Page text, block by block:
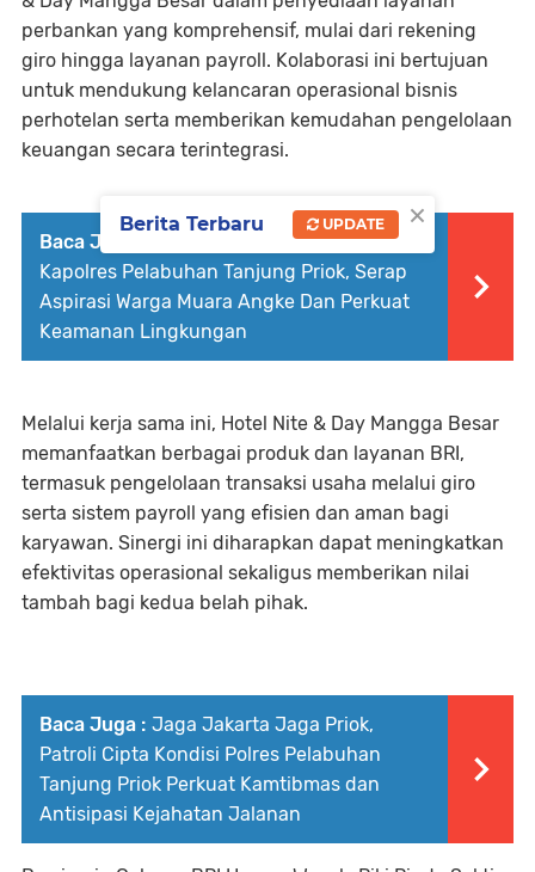
perbankan yang komprehensif, mulai dari rekening
giro hingga layanan payroll. Kolaborasi ini bertujuan
untuk mendukung kelancaran operasional bisnis
perhotelan serta memberikan kemudahan pengelolaan
keuangan secara terintegrasi.
Baca Juga :
Jaga Jakarta On The Spot:
Kapolres Pelabuhan Tanjung Priok, Serap
Aspirasi Warga Muara Angke Dan Perkuat
Keamanan Lingkungan
Melalui kerja sama ini, Hotel Nite & Day Mangga Besar
memanfaatkan berbagai produk dan layanan BRI,
termasuk pengelolaan transaksi usaha melalui giro
serta sistem payroll yang efisien dan aman bagi
karyawan. Sinergi ini diharapkan dapat meningkatkan
efektivitas operasional sekaligus memberikan nilai
tambah bagi kedua belah pihak.
Baca Juga : Jaga Jakarta Jaga Priok,
Patroli Cipta Kondisi Polres Pelabuhan
Tanjung Priok Perkuat Kamtibmas dan
Antisipasi Kejahatan Jalanan
×
Berita Terbaru UPDATE